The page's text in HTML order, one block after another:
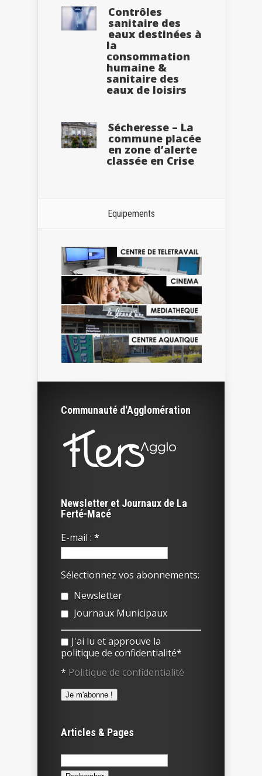
Contrôles
sanitaire des
eaux destinées à
la
consommation
humaine &
sanitaire des
eaux de loisirs
Sécheresse – La
commune placée
en zone d’alerte
classée en Crise
Equipements
Communauté d'Agglomération
Newsletter et Journaux de La
Ferté-Macé
E-mail : *
Sélectionnez vos abonnements:
Newsletter
Journaux Municipaux
J'ai lu et approuve la
politique de confidentialité*
* Politique de confidentialité
Articles & Pages
Rechercher :